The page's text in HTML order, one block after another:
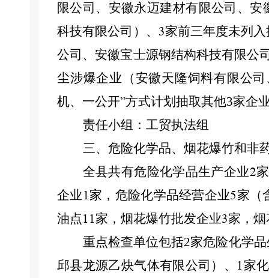
限公司、安徽永迈建材有限公司、
科技有限公司） 、 3家前三年度未列
公司、安徽宝士源钢结构科技有限公
尘涉爆企业 （安徽天隆饲料有限公司
机、一公开”方式计划抽取其他3家企
责任小组：工贸执法组
三、危险化学品、烟花爆竹和非
全县共有危险化学品生产企业2
企业1家，危险化学品经营企业5家（
油点11家，烟花爆竹批发企业3家，
重点检查单位包括2家危险化学
邱县龙源乙炔气体有限公司）、 1 家